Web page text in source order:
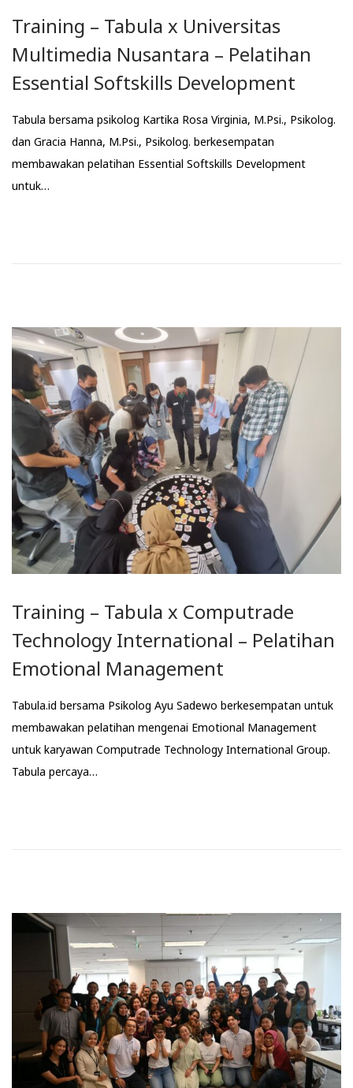
Training – Tabula x Universitas
Multimedia Nusantara – Pelatihan
Essential Softskills Development
Tabula bersama psikolog Kartika Rosa Virginia, M.Psi., Psikolog.
dan Gracia Hanna, M.Psi., Psikolog. berkesempatan
membawakan pelatihan Essential Softskills Development
untuk…
Training – Tabula x Computrade
Technology International – Pelatihan
Emotional Management
Tabula.id bersama Psikolog Ayu Sadewo berkesempatan untuk
membawakan pelatihan mengenai Emotional Management
untuk karyawan Computrade Technology International Group.
Tabula percaya…